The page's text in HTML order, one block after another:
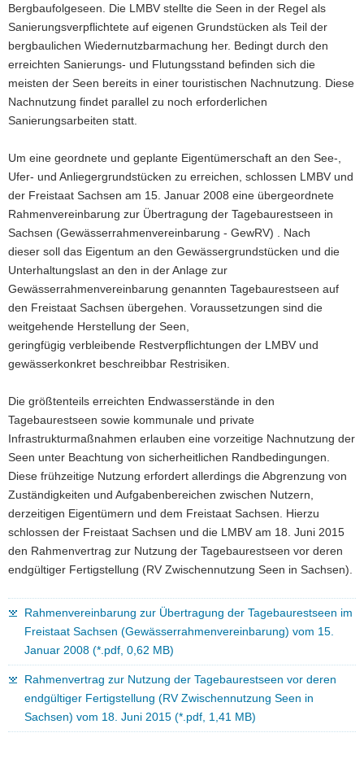
Bergbaufolgeseen. Die LMBV stellte die Seen in der Regel als
Sanierungsverpflichtete auf eigenen Grundstücken als Teil der
bergbaulichen Wiedernutzbarmachung her. Bedingt durch den
erreichten Sanierungs- und Flutungsstand befinden sich die
meisten der Seen bereits in einer touristischen Nachnutzung. Diese
Nachnutzung findet parallel zu noch erforderlichen
Sanierungsarbeiten statt.
Um eine geordnete und geplante Eigentümerschaft an den See-,
Ufer- und Anliegergrundstücken zu erreichen, schlossen LMBV und
der Freistaat Sachsen am 15. Januar 2008 eine übergeordnete
Rahmenvereinbarung zur Übertragung der Tagebaurestseen in
Sachsen (Gewässerrahmenvereinbarung - GewRV) . Nach
dieser soll das Eigentum an den Gewässergrundstücken und die
Unterhaltungslast an den in der Anlage zur
Gewässerrahmenvereinbarung genannten Tagebaurestseen auf
den Freistaat Sachsen übergehen. Voraussetzungen sind die
weitgehende Herstellung der Seen,
geringfügig verbleibende Restverpflichtungen der LMBV und
gewässerkonkret beschreibbar Restrisiken.
Die größtenteils erreichten Endwasserstände in den
Tagebaurestseen sowie kommunale und private
Infrastrukturmaßnahmen erlauben eine vorzeitige Nachnutzung der
Seen unter Beachtung von sicherheitlichen Randbedingungen.
Diese frühzeitige Nutzung erfordert allerdings die Abgrenzung von
Zuständigkeiten und Aufgabenbereichen zwischen Nutzern,
derzeitigen Eigentümern und dem Freistaat Sachsen. Hierzu
schlossen der Freistaat Sachsen und die LMBV am 18. Juni 2015
den Rahmenvertrag zur Nutzung der Tagebaurestseen vor deren
endgültiger Fertigstellung (RV Zwischennutzung Seen in Sachsen).
Rahmenvereinbarung zur Übertragung der Tagebaurestseen im
Freistaat Sachsen (Gewässerrahmenvereinbarung) vom 15.
Januar 2008 (*.pdf, 0,62 MB)
Rahmenvertrag zur Nutzung der Tagebaurestseen vor deren
endgültiger Fertigstellung (RV Zwischennutzung Seen in
Sachsen) vom 18. Juni 2015 (*.pdf, 1,41 MB)